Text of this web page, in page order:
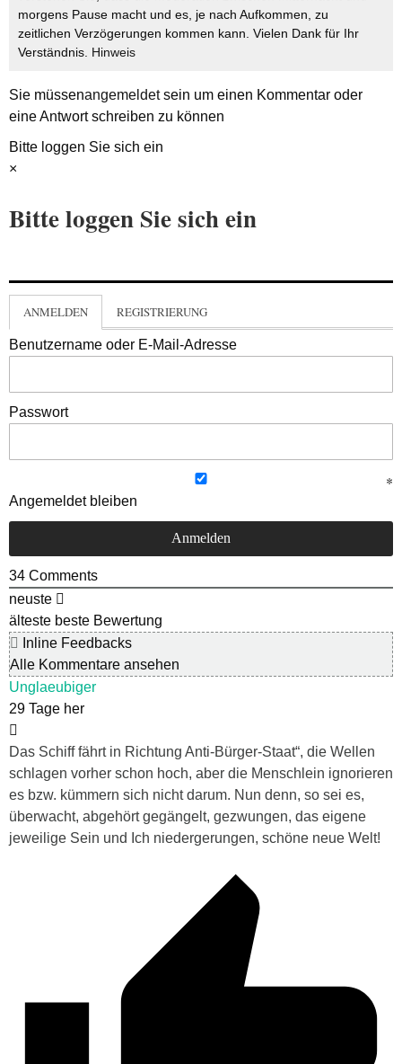
morgens Pause macht und es, je nach Aufkommen, zu
zeitlichen Verzögerungen kommen kann. Vielen Dank für Ihr
Verständnis. Hinweis
Sie müssenangemeldetsein um einen Kommentar oder
eine Antwort schreiben zu können
Bitte loggen Sie sich ein
×
Bitte loggen Sie sich ein
ANMELDEN REGISTRIERUNG
Benutzername oder E-Mail-Adresse
Passwort
Angemeldet bleiben
34 Comments
neuste
älteste beste Bewertung
Inline Feedbacks
Alle Kommentare ansehen
Unglaeubiger
29 Tage her
Das Schiff fährt in Richtung Anti-Bürger-Staat“, die Wellen
schlagen vorher schon hoch, aber die Menschlein ignorieren
es bzw. kümmern sich nicht darum. Nun denn, so sei es,
überwacht, abgehört gegängelt, gezwungen, das eigene
jeweilige Sein und Ich niedergerungen, schöne neue Welt!